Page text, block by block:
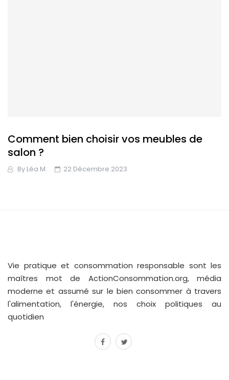
Comment bien choisir vos meubles de
salon ?
By Léa M. 22 Décembre 2023
Vie pratique et consommation responsable sont les
maîtres mot de ActionConsommation.org, média
moderne et assumé sur le bien consommer à travers
l'alimentation, l'énergie, nos choix politiques au
quotidien
facebook
twitter